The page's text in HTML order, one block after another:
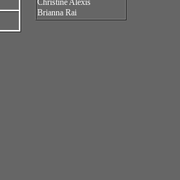
Christine Alexis
Brianna Rai